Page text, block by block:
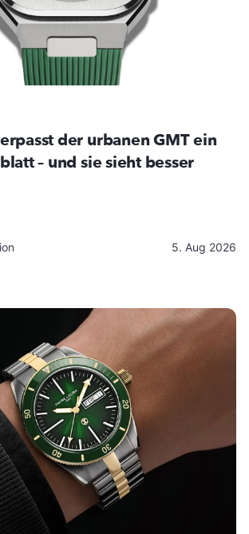
der urbanen GMT ein
– und sie sieht besser
5. Aug 2026